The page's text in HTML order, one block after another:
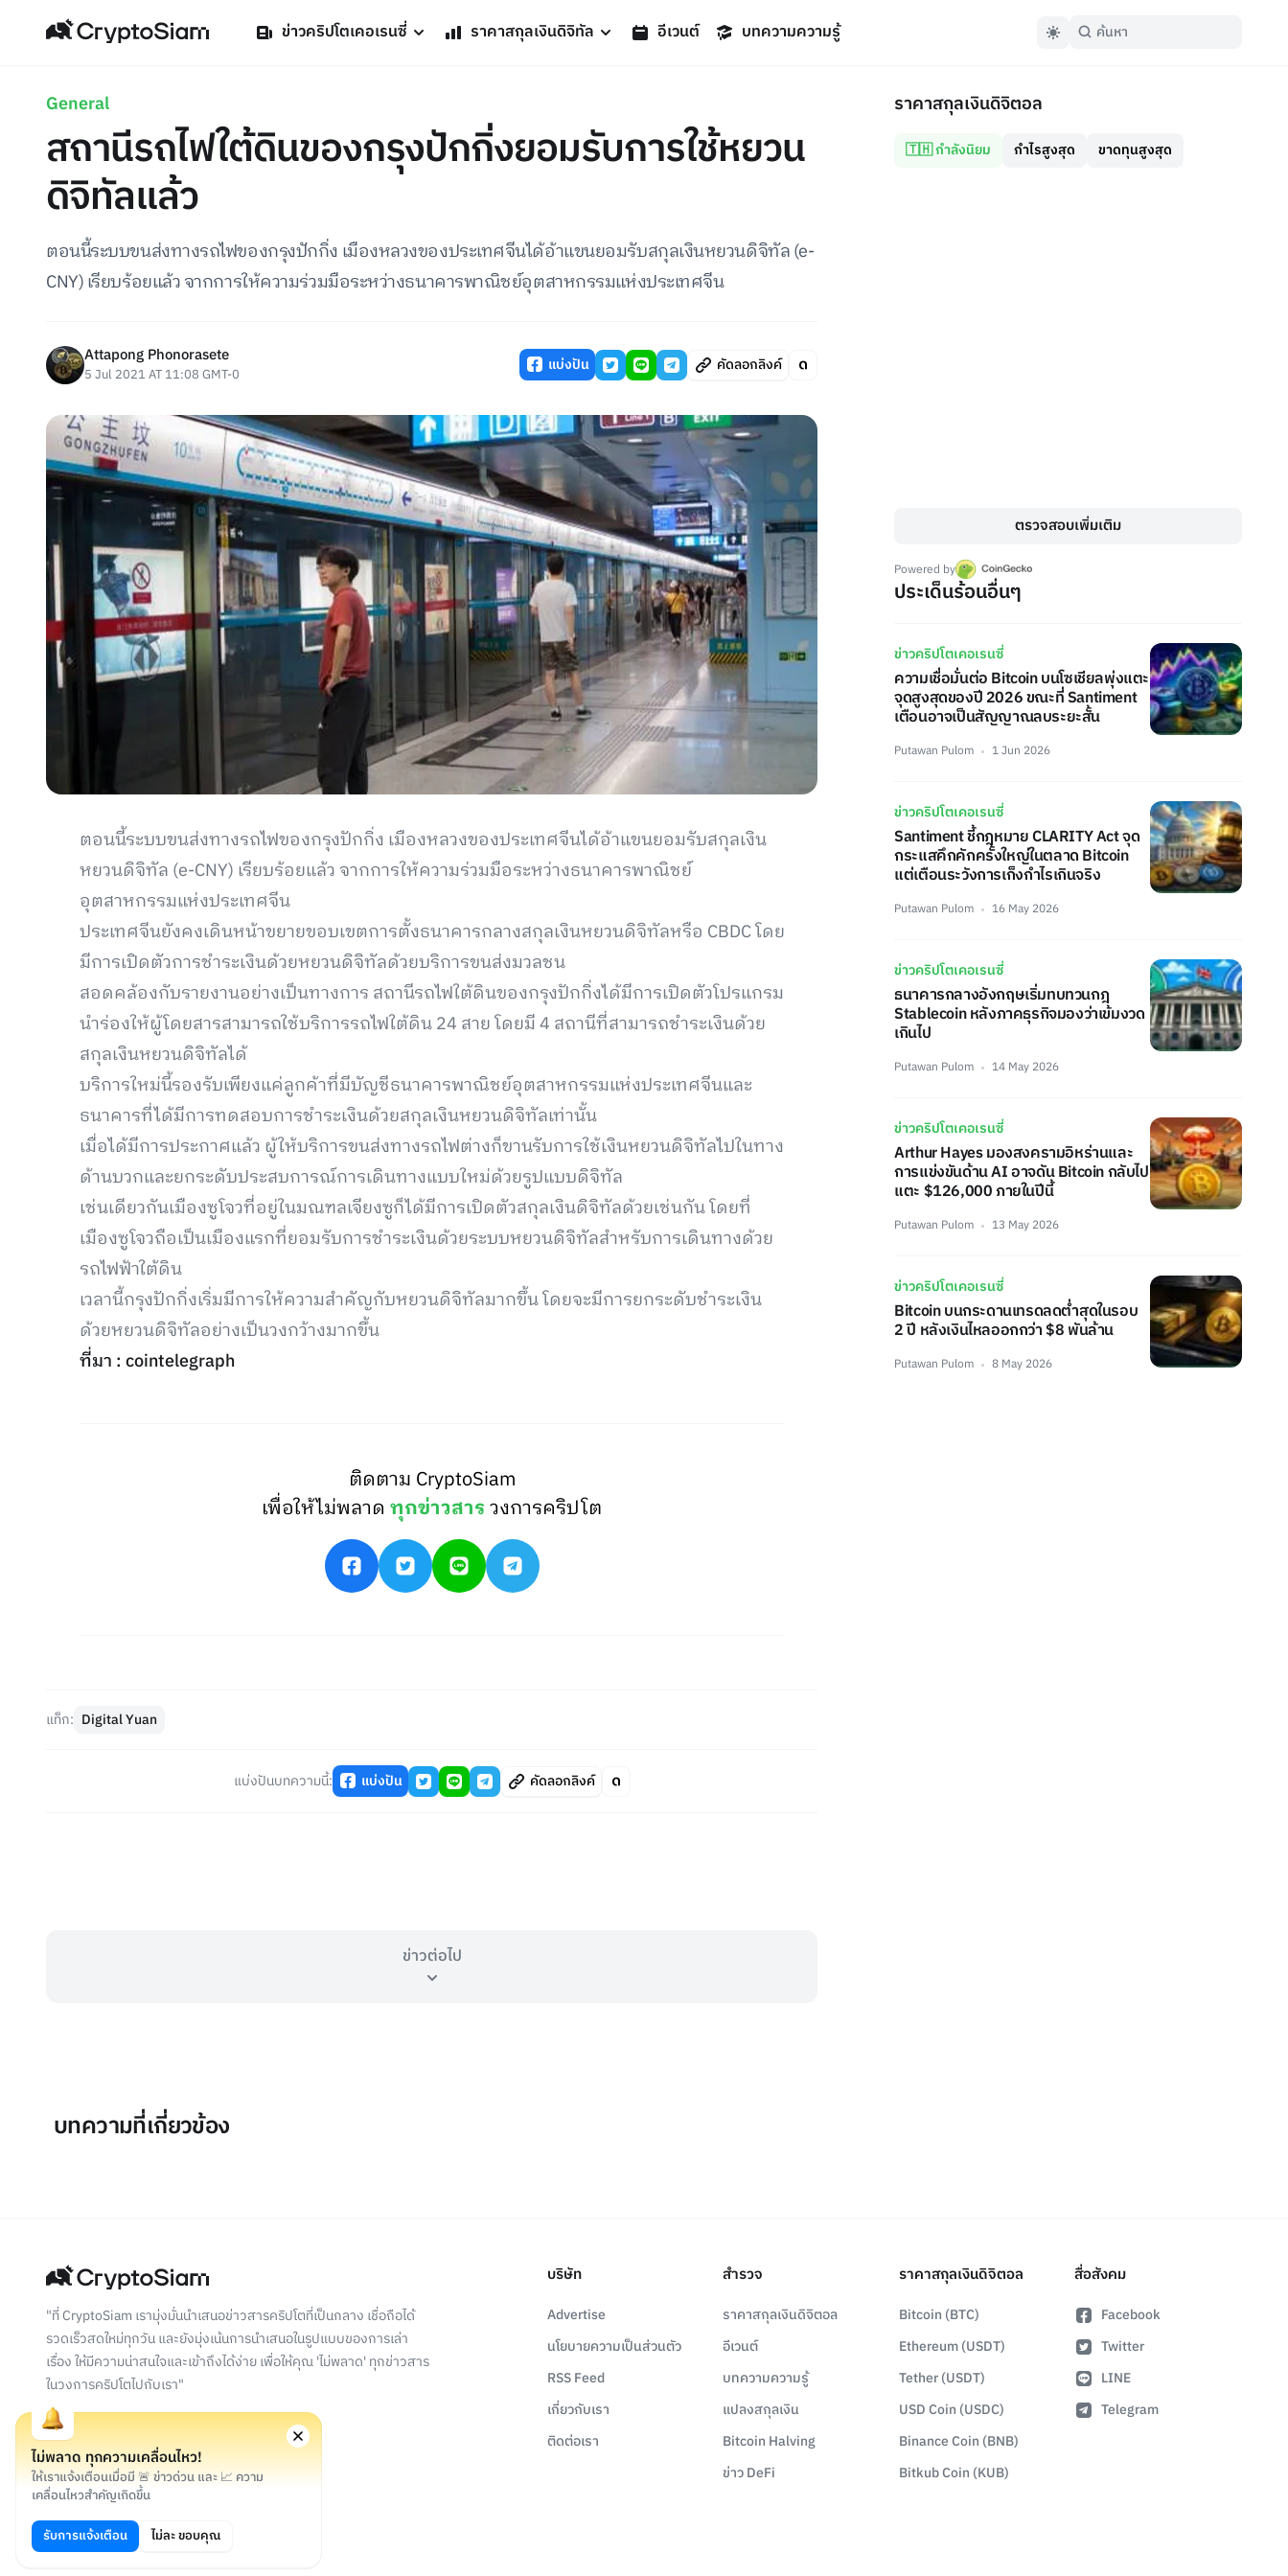
ข่าวคริปโตเคอเรนซี่ ราคาสกุลเงินดิจิทัล อีเวนต์ บทความความรู้
General
สถานีรถไฟใต้ดินของกรุงปักกิ่งยอมรับการใช้หยวน
ดิจิทัลแล้ว
ตอนนี้ระบบขนส่งทางรถไฟของกรุงปักกิ่ง เมืองหลวงของประเทศจีนได้อ้าแขนยอมรับสกุลเงินหยวนดิจิทัล (e-
CNY) เรียบร้อยแล้ว จากการให้ความร่วมมือระหว่างธนาคารพาณิชย์อุตสาหกรรมแห่งประเทศจีน
Attapong Phonorasete
5 Jul 2021 AT 11:08 GMT-0 แบ่งปัน คัดลอกลิงค์
ตอนนี้ระบบขนส่งทางรถไฟของกรุงปักกิ่ง เมืองหลวงของประเทศจีนได้อ้าแขนยอมรับสกุลเงิน
หยวนดิจิทัล (e-CNY) เรียบร้อยแล้ว จากการให้ความร่วมมือระหว่างธนาคารพาณิชย์
อุตสาหกรรมแห่งประเทศจีน
ประเทศจีนยังคงเดินหน้าขยายขอบเขตการตั้งธนาคารกลางสกุลเงินหยวนดิจิทัลหรือ CBDC โดย
มีการเปิดตัวการชำระเงินด้วยหยวนดิจิทัลด้วยบริการขนส่งมวลชน
สอดคล้องกับรายงานอย่างเป็นทางการ สถานีรถไฟใต้ดินของกรุงปักกิ่งได้มีการเปิดตัวโปรแกรม
นำร่องให้ผู้โดยสารสามารถใช้บริการรถไฟใต้ดิน 24 สาย โดยมี 4 สถานีที่สามารถชำระเงินด้วย
สกุลเงินหยวนดิจิทัลได้
บริการใหม่นี้รองรับเพียงแค่ลูกค้าที่มีบัญชีธนาคารพาณิชย์อุตสาหกรรมแห่งประเทศจีนและ
ธนาคารที่ได้มีการทดสอบการชำระเงินด้วยสกุลเงินหยวนดิจิทัลเท่านั้น
เมื่อได้มีการประกาศแล้ว ผู้ให้บริการขนส่งทางรถไฟต่างก็ขานรับการใช้เงินหยวนดิจิทัลไปในทาง
ด้านบวกและยกระดับประสบการณ์การเดินทางแบบใหม่ด้วยรูปแบบดิจิทัล
เช่นเดียวกันเมืองซูโจวที่อยู่ในมณฑลเจียงซูก็ได้มีการเปิดตัวสกุลเงินดิจิทัลด้วยเช่นกัน โดยที่
เมืองซูโจวถือเป็นเมืองแรกที่ยอมรับการชำระเงินด้วยระบบหยวนดิจิทัลสำหรับการเดินทางด้วย
รถไฟฟ้าใต้ดิน
เวลานี้กรุงปักกิ่งเริ่มมีการให้ความสำคัญกับหยวนดิจิทัลมากขึ้น โดยจะมีการยกระดับชำระเงิน
ด้วยหยวนดิจิทัลอย่างเป็นวงกว้างมากขึ้น
ที่มา : cointelegraph
ติดตาม CryptoSiam
เพื่อให้ไม่พลาดทุกข่าวสารวงการคริปโต
แท็ก: Digital Yuan
แบ่งปันบทความนี้: แบ่งปัน คัดลอกลิงค์
ข่าวต่อไป
ราคาสกุลเงินดิจิตอล
🇹🇭 กำลังนิยม กำไรสูงสุด ขาดทุนสูงสุด
ตรวจสอบเพิ่มเติม
Powered by
ประเด็นร้อนอื่นๆ
ข่าวคริปโตเคอเรนซี่
ความเชื่อมั่นต่อ Bitcoin บนโซเชียลพุ่งแตะ
จุดสูงสุดของปี 2026 ขณะที่ Santiment
เตือนอาจเป็นสัญญาณลบระยะสั้น
Putawan Pulom 1 Jun 2026
ข่าวคริปโตเคอเรนซี่
Santiment ชี้กฎหมาย CLARITY Act จุด
กระแสคึกคักครั้งใหญ่ในตลาด Bitcoin
แต่เตือนระวังการเก็งกำไรเกินจริง
Putawan Pulom 16 May 2026
ข่าวคริปโตเคอเรนซี่
ธนาคารกลางอังกฤษเริ่มทบทวนกฎ
Stablecoin หลังภาคธุรกิจมองว่าเข้มงวด
เกินไป
Putawan Pulom 14 May 2026
ข่าวคริปโตเคอเรนซี่
Arthur Hayes มองสงครามอิหร่านและ
การแข่งขันด้าน AI อาจดัน Bitcoin กลับไป
แตะ $126,000 ภายในปีนี้
Putawan Pulom 13 May 2026
ข่าวคริปโตเคอเรนซี่
Bitcoin บนกระดานเทรดลดต่ำสุดในรอบ
2 ปี หลังเงินไหลออกกว่า $8 พันล้าน
Putawan Pulom 8 May 2026
บทความที่เกี่ยวข้อง
"ที่ CryptoSiam เรามุ่งมั่นนำเสนอข่าวสารคริปโตที่เป็นกลาง เชื่อถือได้
รวดเร็วสดใหม่ทุกวัน และยังมุ่งเน้นการนำเสนอในรูปแบบของการเล่า
เรื่อง ให้มีความน่าสนใจและเข้าถึงได้ง่าย เพื่อให้คุณ 'ไม่พลาด' ทุกข่าวสาร
ในวงการคริปโตไปกับเรา"
บริษัท
Advertise
นโยบายความเป็นส่วนตัว
RSS Feed
เกี่ยวกับเรา
ติดต่อเรา
สำรวจ
ราคาสกุลเงินดิจิตอล
อีเวนต์
บทความความรู้
แปลงสกุลเงิน
Bitcoin Halving
ข่าว DeFi
ราคาสกุลเงินดิจิตอล
Bitcoin (BTC)
Ethereum (USDT)
Tether (USDT)
USD Coin (USDC)
Binance Coin (BNB)
Bitkub Coin (KUB)
สื่อสังคม
Facebook
Twitter
LINE
Telegram
©2026สงวนลิขสิทธิ์
ไม่พลาด ทุกความเคลื่อนไหว!
ให้เราแจ้งเตือนเมื่อมี 🚨 ข่าวด่วน และ 📈 ความ
เคลื่อนไหวสำคัญเกิดขึ้น
รับการแจ้งเตือน
ไม่ละ ขอบคุณ